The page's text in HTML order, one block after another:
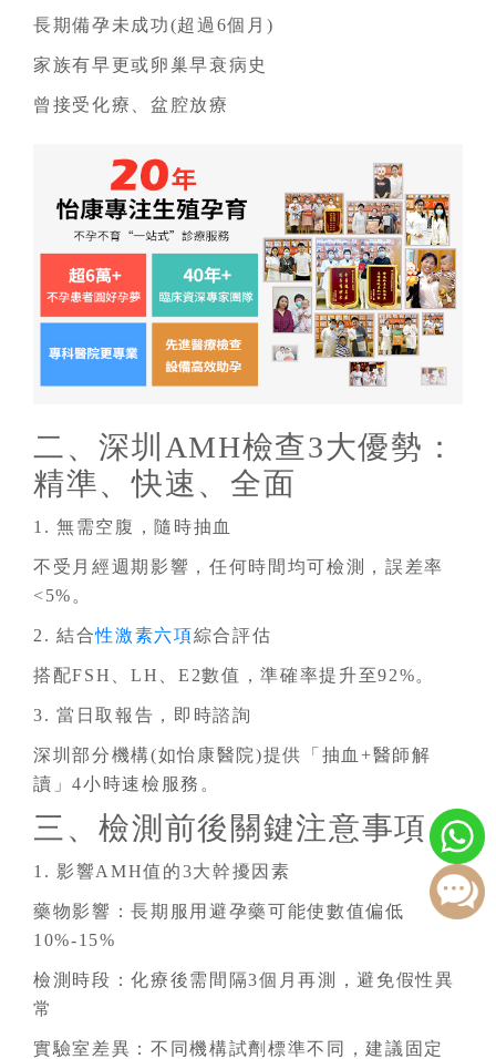
長期備孕未成功(超過6個月)
家族有早更或卵巢早衰病史
曾接受化療、盆腔放療
二、深圳AMH檢查3大優勢：
精準、快速、全面
1. 無需空腹，隨時抽血
不受月經週期影響，任何時間均可檢測，誤差率
<5%。
2. 結合性激素六項綜合評估
搭配FSH、LH、E2數值，準確率提升至92%。
3. 當日取報告，即時諮詢
深圳部分機構(如怡康醫院)提供「抽血+醫師解
讀」4小時速檢服務。
三、檢測前後關鍵注意事項
1. 影響AMH值的3大幹擾因素
藥物影響：長期服用避孕藥可能使數值偏低
10%-15%
檢測時段：化療後需間隔3個月再測，避免假性異
常
實驗室差異：不同機構試劑標準不同，建議固定